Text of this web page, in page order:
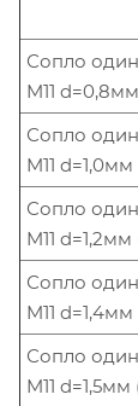
Сопло
M11
Сопло
M11
Сопло
M11
Сопло
M11
Сопло
M11